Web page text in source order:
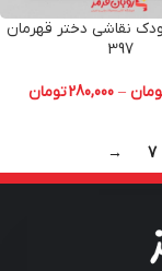
نقاشی دختر قهرمان
397
–
280,000تومان
7
→